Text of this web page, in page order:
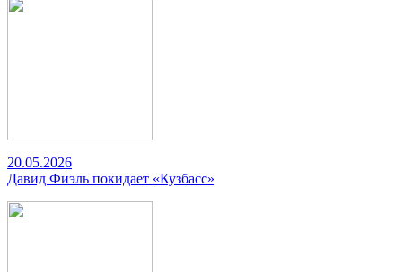
20.05.2026
Давид Фиэль покидает «Кузбасс»